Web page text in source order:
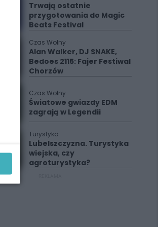
Trwają ostatnie
przygotowania do Magic
Beats Festival
Czas Wolny
Alan Walker, DJ SNAKE,
Bedoes 2115: Fajer Festiwal
Chorzów
Czas Wolny
Światowe gwiazdy EDM
zagrają w Legendii
Turystyka
Lubelszczyzna. Turystyka
wiejska, czy
agroturystyka?